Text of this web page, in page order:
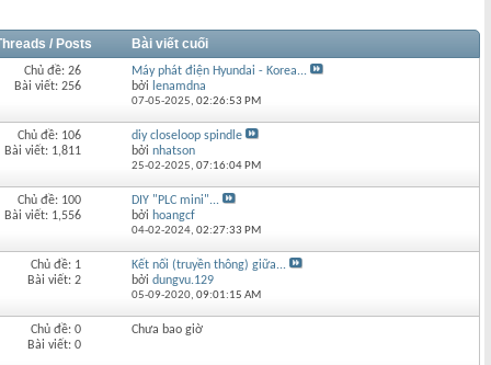
/ Posts Bài viết cuối
Chủ đề: 26
Bài viết: 256
Máy phát điện Hyundai - Korea...
bởi lenamdna
07-05-2025,02:26:53 PM
Chủ đề: 106
Bài viết: 1,811
diy closeloop spindle
bởinhatson
25-02-2025,07:16:04 PM
Chủ đề: 100
Bài viết: 1,556
DIY "PLC mini"...
bởi hoangcf
04-02-2024,02:27:33 PM
Chủ đề: 1
Bài viết: 2
Kết nối (truyền thông) giữa...
bởidungvu.129
05-09-2020,09:01:15 AM
Chủ đề: 0
Bài viết: 0
Chưa bao giờ